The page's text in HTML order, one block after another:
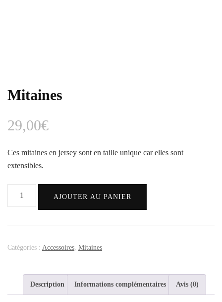
Mitaines
29,00€
Ces mitaines en jersey sont en taille unique car elles sont
extensibles.
AJOUTER AU PANIER
Catégories : Accessoires, Mitaines
Description Informations complémentaires Avis (0)